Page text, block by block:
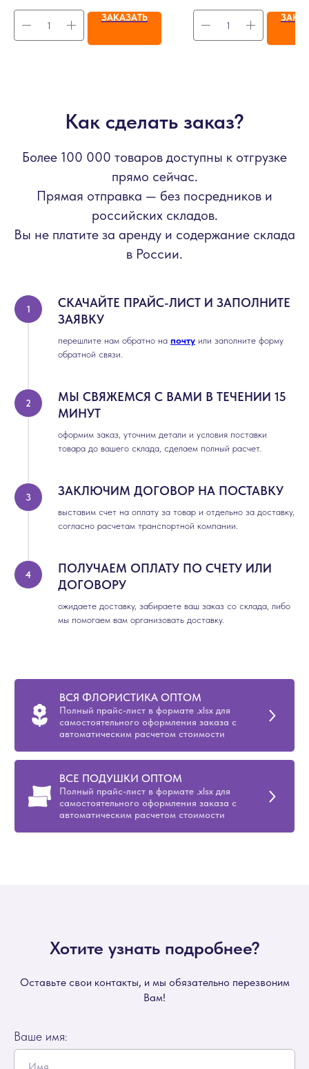
ЗАКАЗАТЬ
Как сделать заказ?
Более 100 000 товаров доступны к отгрузке
прямо сейчас.
Прямая отправка — без посредников и
российских складов.
Вы не платите за аренду и содержание склада
в России.
СКАЧАЙТЕ ПРАЙС-ЛИСТ И ЗАПОЛНИТЕ
ЗАЯВКУ
перешлите нам обратно на почту или заполните форму
обратной связи.
МЫ СВЯЖЕМСЯ С ВАМИ В ТЕЧЕНИИ 15
МИНУТ
оформим заказ, уточним детали и условия поставки
товара до вашего склада, сделаем полный расчет.
ЗАКЛЮЧИМ ДОГОВОР НА ПОСТАВКУ
выставим счет на оплату за товар и отдельно за доставку,
согласно расчетам транспортной компании.
ПОЛУЧАЕМ ОПЛАТУ ПО СЧЕТУ ИЛИ
ДОГОВОРУ
ожидаете доставку, забираете ваш заказ со склада, либо
мы помогаем вам организовать доставку.
ВСЯ ФЛОРИСТИКА ОПТОМ
Полный прайс-лист в формате .xlsx для
самостоятельного оформления заказа с
автоматическим расчетом стоимости
ВСЕ ПОДУШКИ ОПТОМ
Полный прайс-лист в формате .xlsx для
самостоятельного оформления заказа с
автоматическим расчетом стоимости
Хотите узнать подробнее?
Оставьте свои контакты, и мы обязательно перезвоним
Вам!
Ваше имя: